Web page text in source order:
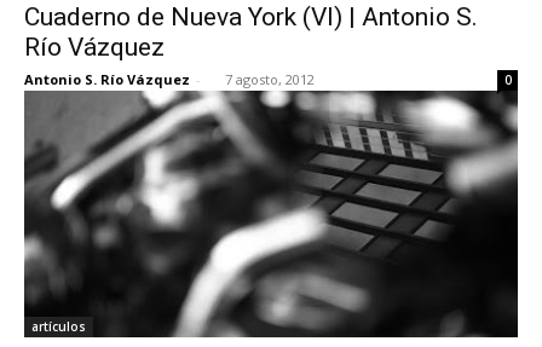
Cuaderno de Nueva York (VI) | Antonio S.
Río Vázquez
Antonio S. Río Vázquez - 7 agosto, 2012 0
artículos